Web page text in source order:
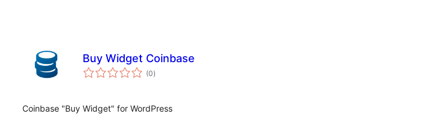
Buy Widget Coinbase
(0valoracións
totais
)
Coinbase "Buy Widget" for WordPress